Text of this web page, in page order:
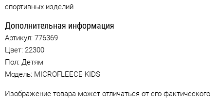
спортивных изделий
Дополнительная информация
Артикул: 776369
Цвет: 22300
Пол: Детям
Модель: MICROFLEECE KIDS
Изображение товара может отличаться от его фактического